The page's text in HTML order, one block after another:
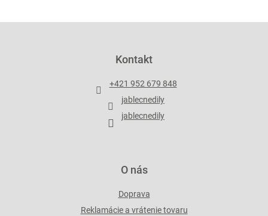
Kontakt
+421 952 679 848
jablecnedily
jablecnedily
O nás
Doprava
Reklamácie a vrátenie tovaru